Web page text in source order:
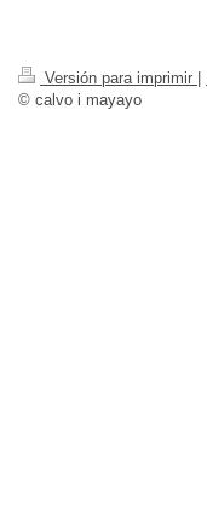
Versión para imprimir
© calvo i mayayo